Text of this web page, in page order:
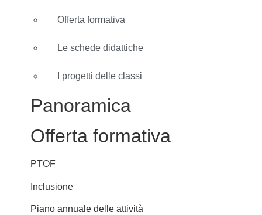
Offerta formativa
Le schede didattiche
I progetti delle classi
Panoramica
Offerta formativa
PTOF
Inclusione
Piano annuale delle attività